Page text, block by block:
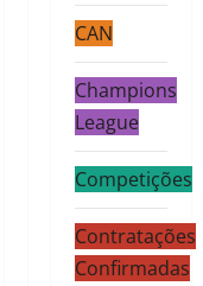
CAN
Champions
League
Competições
Contratações
Confirmadas